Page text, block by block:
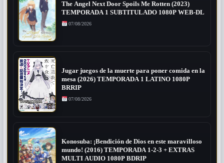
The Angel Next Door Spoils Me Rotten (2023)
TEMPORADA 1 SUBTITULADO 1080P WEB-DL
07/08/2026
Jugar juegos de la muerte para poner comida en la
mesa (2026) TEMPORADA 1 LATINO 1080P
BRRIP
07/08/2026
Konosuba: ¡Bendición de Dios en este maravilloso
mundo! (2016) TEMPORADA 1-2-3 + EXTRAS
MULTI AUDIO 1080P BDRIP